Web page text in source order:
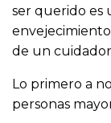
ser querido es
de un
Lo primero a
personas